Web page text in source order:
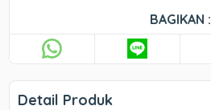
BAGIKAN :
Detail Produk